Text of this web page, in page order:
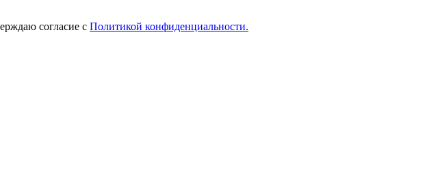
согласие с Политикой конфиденциальности.